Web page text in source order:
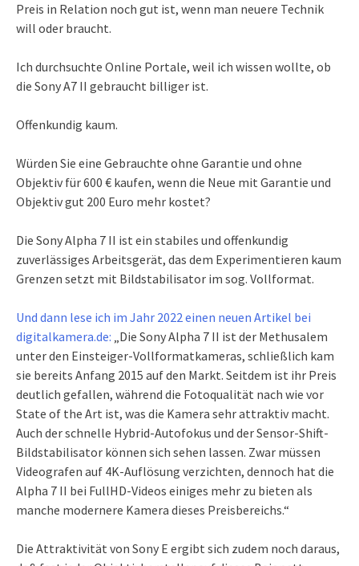
Preis in Relation noch gut ist, wenn man neuere Technik
will oder braucht.
Ich durchsuchte Online Portale, weil ich wissen wollte, ob
die Sony A7 II gebraucht billiger ist.
Offenkundig kaum.
Würden Sie eine Gebrauchte ohne Garantie und ohne
Objektiv für 600 € kaufen, wenn die Neue mit Garantie und
Objektiv gut 200 Euro mehr kostet?
Die Sony Alpha 7 II ist ein stabiles und offenkundig
zuverlässiges Arbeitsgerät, das dem Experimentieren kaum
Grenzen setzt mit Bildstabilisator im sog. Vollformat.
Und dann lese ich im Jahr 2022 einen neuen Artikel bei
digitalkamera.de: „Die Sony Alpha 7 II ist der Methusalem
unter den Einsteiger-Vollformatkameras, schließlich kam
sie bereits Anfang 2015 auf den Markt. Seitdem ist ihr Preis
deutlich gefallen, während die Fotoqualität nach wie vor
State of the Art ist, was die Kamera sehr attraktiv macht.
Auch der schnelle Hybrid-Autofokus und der Sensor-Shift-
Bildstabilisator können sich sehen lassen. Zwar müssen
Videografen auf 4K-Auflösung verzichten, dennoch hat die
Alpha 7 II bei FullHD-Videos einiges mehr zu bieten als
manche modernere Kamera dieses Preisbereichs.“
Die Attraktivität von Sony E ergibt sich zudem noch daraus,